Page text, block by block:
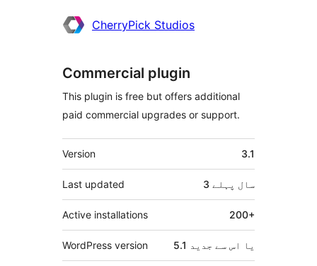
CherryPick Studios
Commercial plugin
This plugin is free but offers additional
paid commercial upgrades or support.
میٹا
Version 3.1
Last updated 3 سال پہلے
Active installations 200+
WordPress version 5.1 یا اس سے جدید